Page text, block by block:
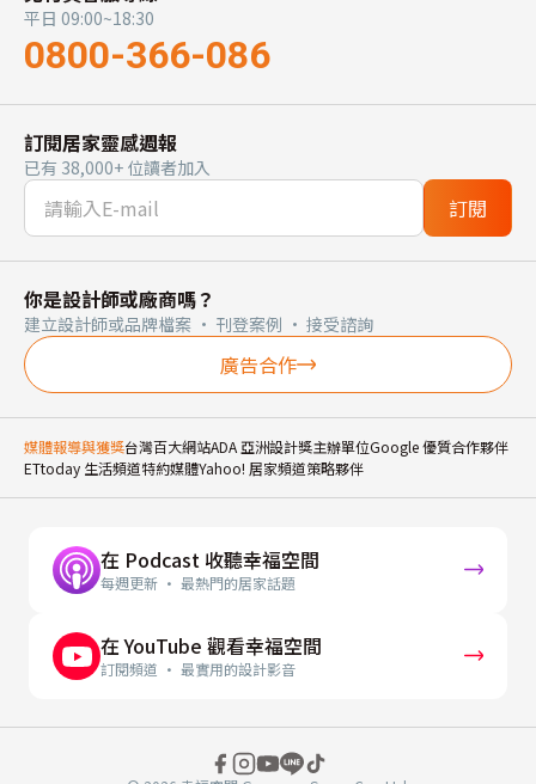
平日 09:00~18:30
0800-366-086
訂閱居家靈感週報
已有 38,000+ 位讀者加入
訂閱
你是設計師或廠商嗎？
建立設計師或品牌檔案 · 刊登案例 · 接受諮詢
廣告合作
媒體報導與獲獎台灣百大網站ADA 亞洲設計獎主辦單位Google 優質合作夥伴
ETtoday 生活頻道特約媒體Yahoo! 居家頻道策略夥伴
在 Podcast 收聽幸福空間
每週更新 · 最熱門的居家話題
在 YouTube 觀看幸福空間
訂閱頻道 · 最實用的設計影音